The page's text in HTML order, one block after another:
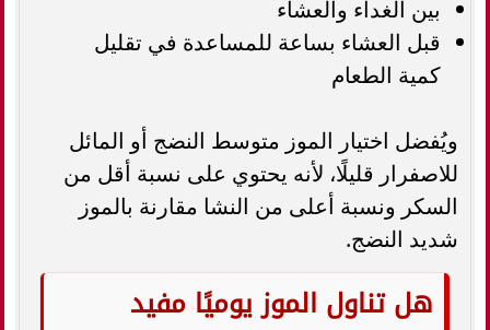
بين الغداء والعشاء
قبل العشاء بساعة للمساعدة في تقليل
كمية الطعام
ويُفضل اختيار الموز متوسط النضج أو المائل
للاصفرار قليلًا، لأنه يحتوي على نسبة أقل من
السكر ونسبة أعلى من النشا مقارنة بالموز
شديد النضج.
هل تناول الموز يوميًا مفيد